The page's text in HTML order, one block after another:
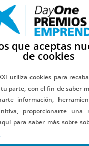
que aceptas
de cookies
utiliza cookies para
parte, con el fin de saber
información,
proporcionarte una
para saber más sobre
como la